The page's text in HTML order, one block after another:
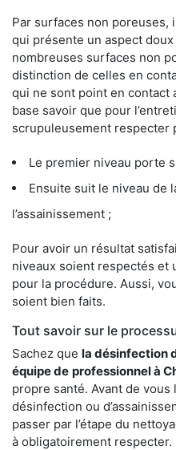
Par surfaces non poreuses,
qui présente un aspect
nombreuses surfaces non
distinction de celles en
qui ne sont point en contact
base savoir que pour
scrupuleusement respecter
Le premier niveau porte
Ensuite suit le niveau de
l’assainissement ;
Pour avoir un résultat
niveaux soient respectés et
pour la procédure. Aussi,
soient bien faits.
Tout savoir sur le
Sachez que la désinfection
équipe de professionnel à
propre santé. Avant de vous
désinfection ou
passer par l’étape du
à obligatoirement